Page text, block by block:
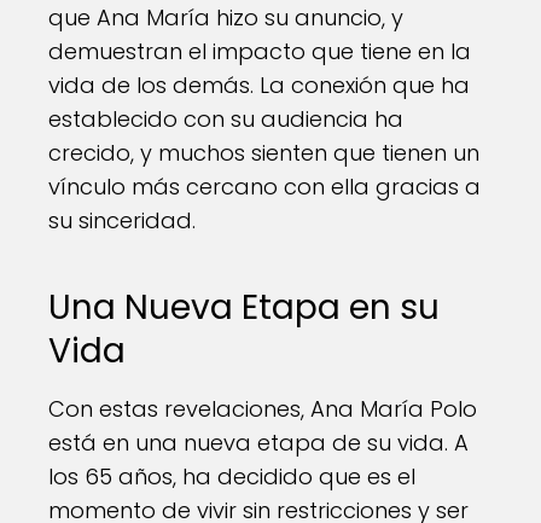
que Ana María hizo su anuncio, y
demuestran el impacto que tiene en la
vida de los demás. La conexión que ha
establecido con su audiencia ha
crecido, y muchos sienten que tienen un
vínculo más cercano con ella gracias a
su sinceridad.
Una Nueva Etapa en su
Vida
Con estas revelaciones, Ana María Polo
está en una nueva etapa de su vida. A
los 65 años, ha decidido que es el
momento de vivir sin restricciones y ser